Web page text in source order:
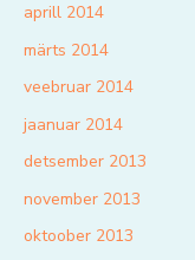
aprill 2014
märts 2014
veebruar 2014
jaanuar 2014
detsember 2013
november 2013
oktoober 2013